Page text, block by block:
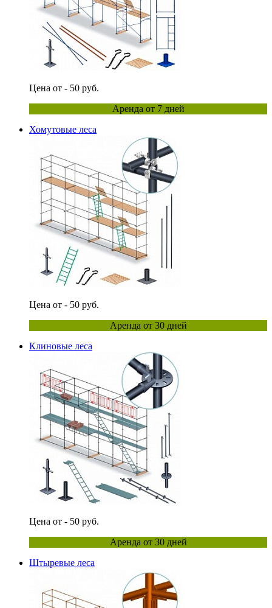
Цена от - 50 руб.
Аренда от 7 дней
Хомутовые леса
Цена от - 50 руб.
Аренда от 30 дней
Клиновые леса
Цена от - 50 руб.
Аренда от 30 дней
Штыревые леса